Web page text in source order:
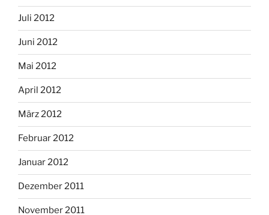
Juli 2012
Juni 2012
Mai 2012
April 2012
März 2012
Februar 2012
Januar 2012
Dezember 2011
November 2011